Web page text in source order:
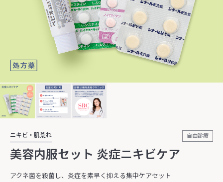
自由診療
ニキビ・肌荒れ
美容内服セット 炎症ニキビケア
アクネ菌を殺菌し、炎症を素早く抑える集中ケアセット